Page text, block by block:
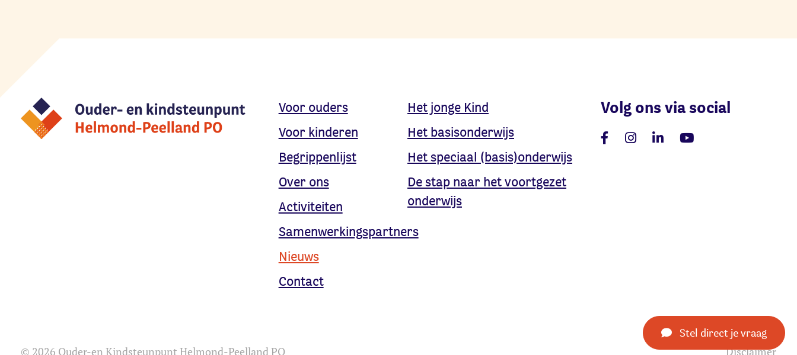
Stel direct je vraag
Voor ouders
Voor kinderen
Begrippenlijst
Over ons
Activiteiten
Samenwerkingspartners
Nieuws
Contact
Het jonge Kind
Het basisonderwijs
Het speciaal (basis)onderwijs
De stap naar het voortgezet
onderwijs
Volg ons via social
© 2026 Ouder-en Kindsteunpunt Helmond-Peelland PO Disclaimer